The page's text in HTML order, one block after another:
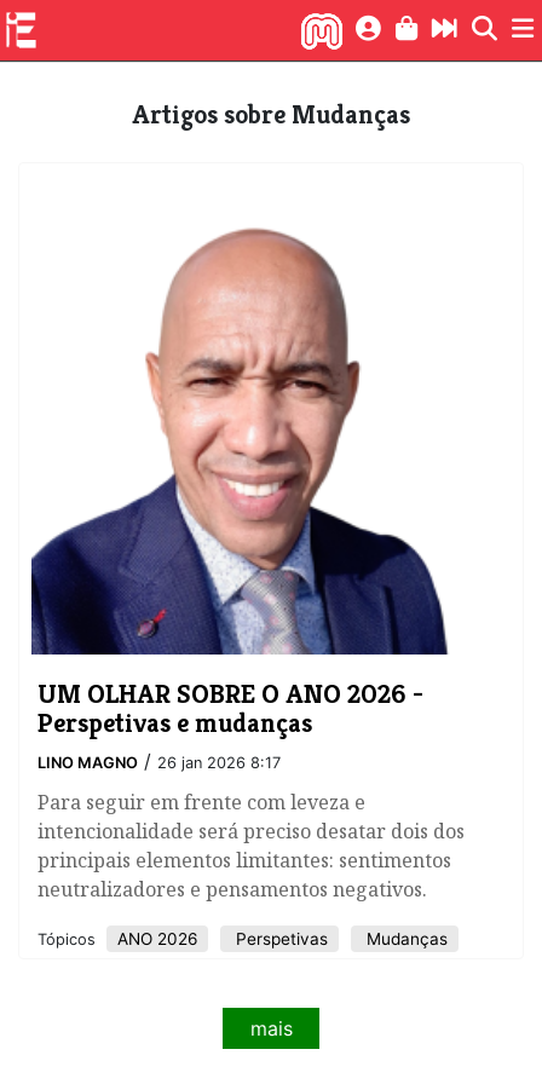
Artigos sobre Mudanças
UM OLHAR SOBRE O ANO 2026 -
Perspetivas e mudanças
LINO MAGNO / 26 jan 2026 8:17
Para seguir em frente com leveza e
intencionalidade será preciso desatar dois dos
principais elementos limitantes: sentimentos
neutralizadores e pensamentos negativos.
Tópicos ANO 2026 Perspetivas Mudanças
mais